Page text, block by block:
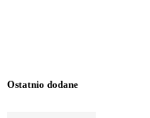
Ostatnio dodane